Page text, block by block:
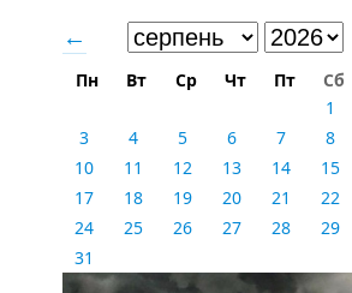
←
Пн Вт Ср Чт Пт Сб
1
3
4 5 6 7 8
10
11 12 13 14 15
17
18 19 20 21 22
24
25 26 27 28 29
31